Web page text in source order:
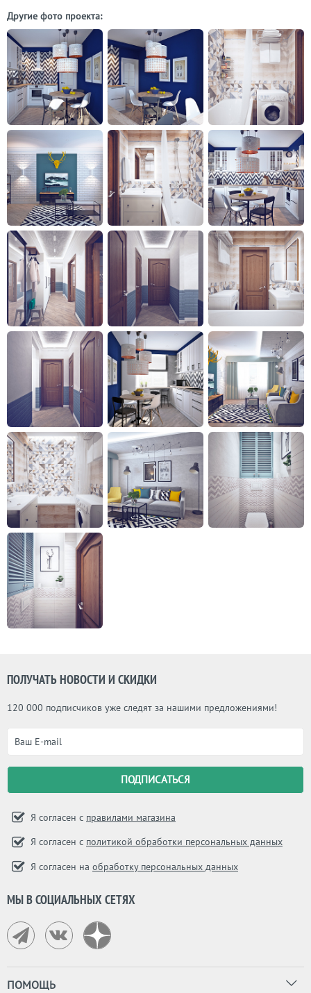
Другие фото проекта:
ПОЛУЧАТЬ НОВОСТИ И СКИДКИ
120 000 подписчиков уже следят за нашими предложениями!
Я согласен с правилами магазина
Я согласен с политикой обработки персональных данных
Я согласен на обработку персональных данных
МЫ В СОЦИАЛЬНЫХ СЕТЯХ
ПОМОЩЬ